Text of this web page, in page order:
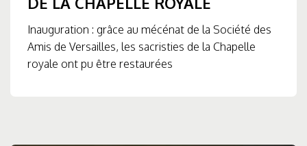
Inauguration : grâce au mécénat de la Société des
Amis de Versailles, les sacristies de la Chapelle
royale ont pu être restaurées